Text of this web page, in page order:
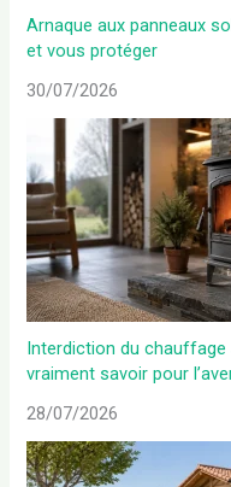
Arnaque aux panneaux
et vous protéger
30/07/2026
Interdiction du chauffage
vraiment savoir pour
28/07/2026